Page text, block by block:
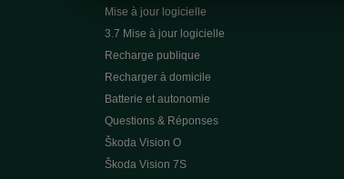
Mise à jour logicielle
3.7 Mise à jour logicielle
Recharge publique
Recharger à domicile
Batterie et autonomie
Questions & Réponses
Škoda Vision O
Škoda Vision 7S